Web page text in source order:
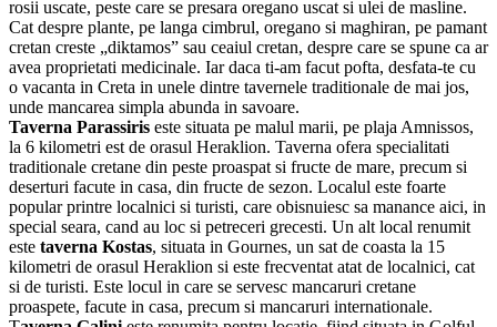
rosii uscate, peste care se presara oregano uscat si ulei de masline.
Cat despre plante, pe langa cimbrul, oregano si maghiran, pe pamant
cretan creste „diktamos” sau ceaiul cretan, despre care se spune ca ar
avea proprietati medicinale. Iar daca ti-am facut pofta, desfata-te cu
o vacanta in Creta in unele dintre tavernele traditionale de mai jos,
unde mancarea simpla abunda in savoare.
Taverna Parassiris este situata pe malul marii, pe plaja Amnissos,
la 6 kilometri est de orasul Heraklion. Taverna ofera specialitati
traditionale cretane din peste proaspat si fructe de mare, precum si
deserturi facute in casa, din fructe de sezon. Localul este foarte
popular printre localnici si turisti, care obisnuiesc sa manance aici, in
special seara, cand au loc si petreceri grecesti. Un alt local renumit
este taverna Kostas, situata in Gournes, un sat de coasta la 15
kilometri de orasul Heraklion si este frecventat atat de localnici, cat
si de turisti. Este locul in care se servesc mancaruri cretane
proaspete, facute in casa, precum si mancaruri internationale.